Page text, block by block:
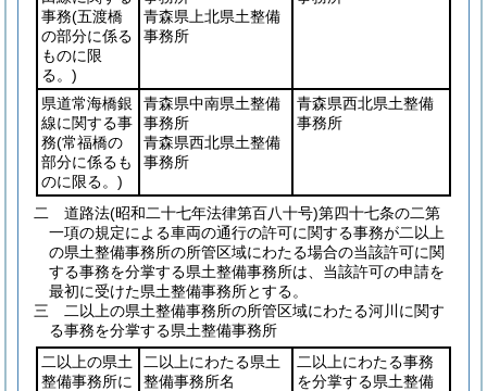
事務(五渡橋
の部分に係る
ものに限
る。)
青森県上北県土整備
事務所
県道常海橋銀
線に関する事
務(常福橋の
部分に係るも
のに限る。)
青森県中南県土整備
事務所
青森県西北県土整備
事務所
青森県西北県土整備
事務所
二 道路法(昭和二十七年法律第百八十号)第四十七条の二第
一項の規定による車両の通行の許可に関する事務が二以上
の県土整備事務所の所管区域にわたる場合の当該許可に関
する事務を分掌する県土整備事務所は、当該許可の申請を
最初に受けた県土整備事務所とする。
三 二以上の県土整備事務所の所管区域にわたる河川に関す
る事務を分掌する県土整備事務所
二以上の県土
整備事務所に
二以上にわたる県土
整備事務所名
二以上にわたる事務
を分掌する県土整備